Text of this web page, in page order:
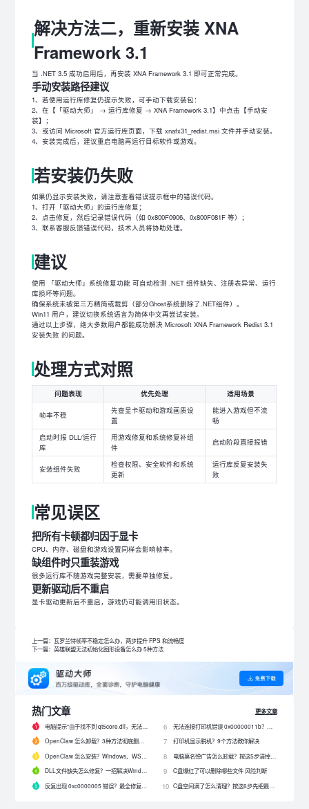
解决方法二，重新安装 XNA
Framework 3.1
当 .NET 3.5 成功启用后，再安装 XNA Framework 3.1 即可正常完成。
手动安装路径建议
1、若使用运行库修复仍提示失败，可手动下载安装包：
2、在【「驱动大师」 → 运行库修复 → XNA Framework 3.1】中点击【手动安
装】；
3、或访问 Microsoft 官方运行库页面，下载 xnafx31_redist.msi 文件并手动安装。
4、安装完成后，建议重启电脑再运行目标软件或游戏。
若安装仍失败
如果仍显示安装失败，请注意查看错误提示框中的错误代码。
1、打开「驱动大师」的运行库修复；
2、点击修复，然后记录错误代码（如 0x800F0906、0x800F081F 等）；
3、联系客服反馈错误代码，技术人员将协助处理。
建议
使用 「驱动大师」系统修复功能 可自动检测 .NET 组件缺失、注册表异常、运行
库损坏等问题。
确保系统未被第三方精简或裁剪（部分Ghost系统删除了.NET组件）。
Win11 用户，建议切换系统语言为简体中文再尝试安装。
通过以上步骤，绝大多数用户都能成功解决 Microsoft XNA Framework Redist 3.1
安装失败 的问题。
处理方式对照
问题表现 优先处理 适用场景
帧率不稳
先查显卡驱动和游戏画质设
置
能进入游戏但不流
畅
启动时报 DLL/运行
库
用游戏修复和系统修复补组
件
启动阶段直接报错
安装组件失败
检查权限、安全软件和系统
更新
运行库反复安装失
败
常见误区
把所有卡顿都归因于显卡
CPU、内存、磁盘和游戏设置同样会影响帧率。
缺组件时只重装游戏
很多运行库不随游戏完整安装，需要单独修复。
更新驱动后不重启
显卡驱动更新后不重启，游戏仍可能调用旧状态。
上一篇：瓦罗兰特帧率不稳定怎么办，两步提升 FPS 和流畅度
下一篇：英雄联盟无法初始化图形设备怎么办 5种方法
热门文章
更多文章
电脑提示“由于找不到 qt5core.dll，无法继续执行代码”？4 招快速修复！
OpenClaw 怎么卸载？3种方法彻底删除 OpenClaw 及残留数据
OpenClaw 怎么安装？Windows、WSL2 和网关配置完整教程
DLL文件缺失怎么修复？一招解决Windows启动报错问题！
反复出现 0xc0000005 错误？最全修复教程来了！
6
7 打印机显示脱机？9个方法教你解决
8
9 C盘爆红了可以删除哪些文件 风险判断
10